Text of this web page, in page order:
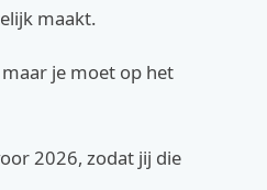
maakt.
je moet op het
2026, zodat jij die